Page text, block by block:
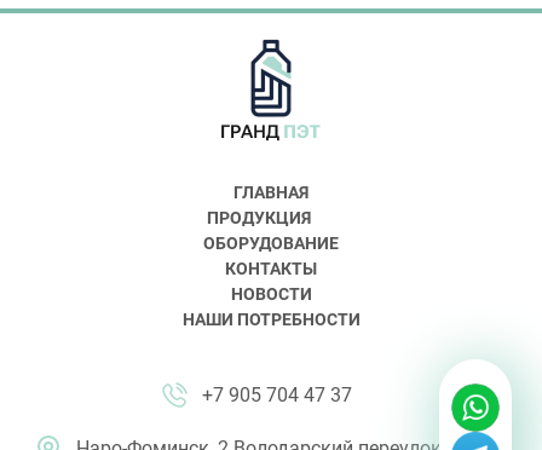
ГЛАВНАЯ
ПРОДУКЦИЯ
ОБОРУДОВАНИЕ
КОНТАКТЫ
НОВОСТИ
НАШИ ПОТРЕБНОСТИ
+7 905 704 47 37